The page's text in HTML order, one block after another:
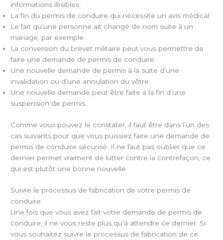
informations illisibles.
La fin du permis de conduire qui nécessite un avis médical.
Le fait qu’une personne ait changé de nom suite à un
mariage, par exemple.
La conversion du brevet militaire peut vous permettre de
faire une demande de permis de conduire.
Une nouvelle demande de permis à la suite d’une
invalidation ou d’une annulation du vôtre.
Une nouvelle demande peut être faite à la fin d’une
suspension de permis.
Comme vous pouvez le constater, il faut être dans l’un des
cas suivants pour que vous puissiez faire une demande de
permis de conduire sécurisé. Il ne faut pas oublier que ce
dernier permet vraiment de lutter contre la contrefaçon, ce
qui est plutôt une bonne nouvelle.
Suivre le processus de fabrication de votre permis de
conduire
Une fois que vous avez fait votre demande de permis de
conduire, il ne vous reste plus qu’à attendre ce dernier. Si
vous souhaitez suivre le processus de fabrication de ce